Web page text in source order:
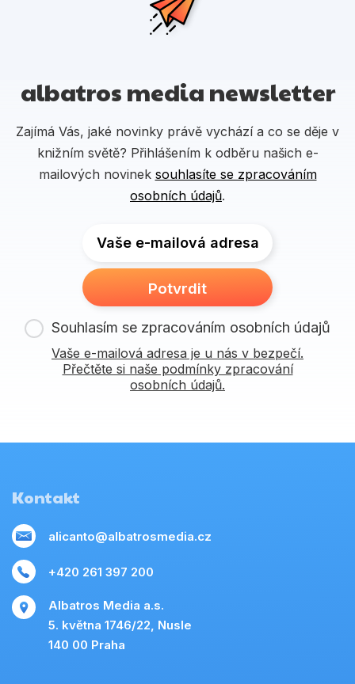
albatros media newsletter
Zajímá Vás, jaké novinky právě vychází a co se děje v
knižním světě? Přihlášením k odběru našich e-
mailových novinek souhlasíte se zpracováním
osobních údajů.
Vaše e-mailová adresa
Potvrdit
Souhlasím se zpracováním osobních údajů
Vaše e-mailová adresa je u nás v bezpečí.
Přečtěte si naše podmínky zpracování
osobních údajů.
Kontakt
alicanto@albatrosmedia.cz
+420 261 397 200
Albatros Media a.s.
5. května 1746/22, Nusle
140 00 Praha